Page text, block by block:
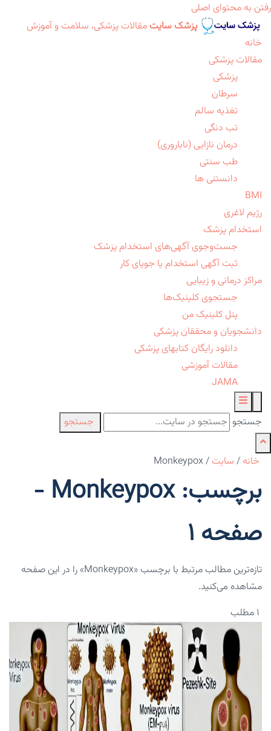
رفتن به محتوای اصلی
پزشک سایت مقالات پزشکی، سلامت و آموزش
خانه
مقالات پزشکی
پزشکی
سرطان
تغذیه سالم
تب دنگی
درمان نازایی (ناباروری)
طب سنتی
دانستنی ها
BMI
رژیم لاغری
استخدام پزشک
جست‌وجوی آگهی‌های استخدام پزشک
ثبت آگهی استخدام یا جویای کار
مراکز درمانی و زیبایی
جستجوی کلینیک‌ها
پنل کلینیک من
دانشجویان و محققان پزشکی
دانلود رایگان کتابهای پزشکی
مقالات آموزشی
JAMA
جستجو جستجو
خانه / سایت /
Monkeypox
برچسب: Monkeypox -
صفحه 1
تازه‌ترین مطالب مرتبط با برچسب «Monkeypox» را در این صفحه
مشاهده می‌کنید.
۱ مطلب